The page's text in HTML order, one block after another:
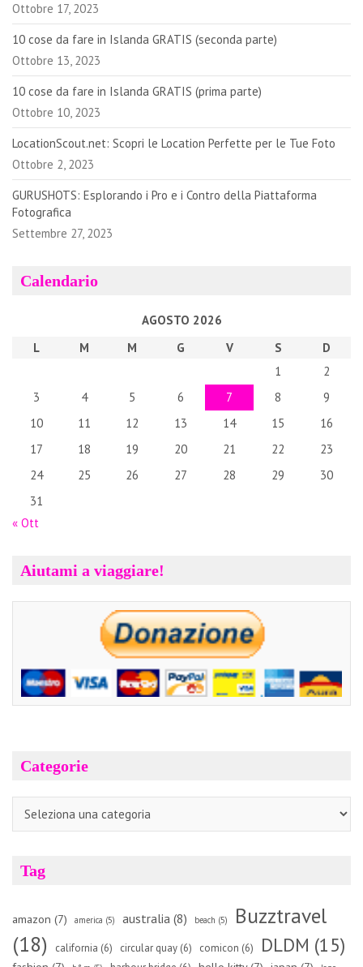
Ottobre 17, 2023
10 cose da fare in Islanda GRATIS (seconda parte)
Ottobre 13, 2023
10 cose da fare in Islanda GRATIS (prima parte)
Ottobre 10, 2023
LocationScout.net: Scopri le Location Perfette per le Tue Foto
Ottobre 2, 2023
GURUSHOTS: Esplorando i Pro e i Contro della Piattaforma
Fotografica
Settembre 27, 2023
Calendario
AGOSTO 2026
L
M M G V S
D
1
2
3
4 5 6 7 8
9
10
11 12 13 14 15
16
17
18 19 20 21 22
23
24
25 26 27 28 29
30
31
« Ott
Aiutami a viaggiare!
Categorie
Tag
amazon (7) america (5) australia (8) beach (5)
Buzztravel
(18)
california (6) circular quay (6) comicon (6) DLDM (15)